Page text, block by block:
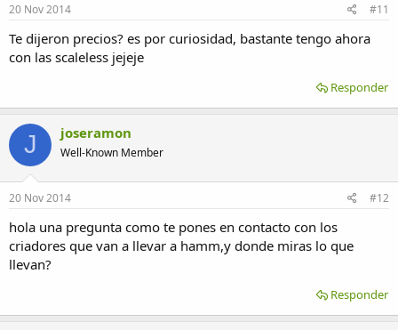
20 Nov 2014 #11
Te dijeron precios? es por curiosidad, bastante tengo ahora
con las scaleless jejeje
Responder
J joseramon
Well-Known Member
20 Nov 2014 #12
hola una pregunta como te pones en contacto con los
criadores que van a llevar a hamm,y donde miras lo que
llevan?
Responder